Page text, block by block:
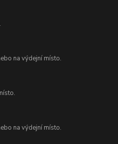
na výdejní místo.
na výdejní místo.